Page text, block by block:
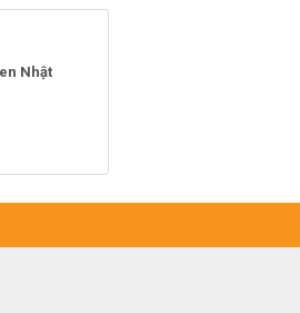
Nhật